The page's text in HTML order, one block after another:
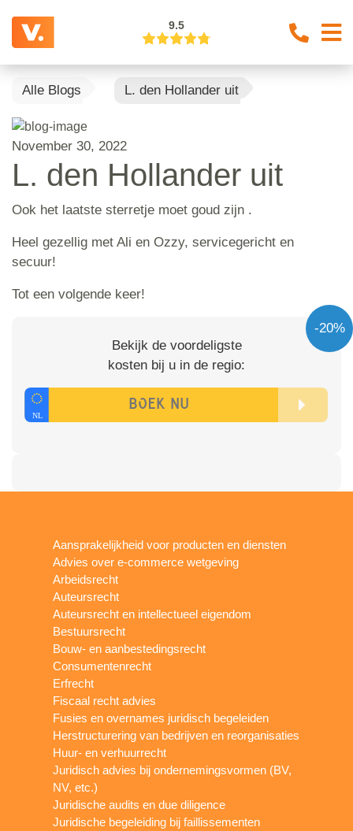
9.5
Alle Blogs L. den Hollander uit
November 30, 2022
L. den Hollander uit
Ook het laatste sterretje moet goud zijn .
Heel gezellig met Ali en Ozzy, servicegericht en
secuur!
Tot een volgende keer!
-20%
Bekijk de voordeligste
kosten bij u in de regio:
Aansprakelijkheid voor producten en diensten
Advies over e-commerce wetgeving
Arbeidsrecht
Auteursrecht
Auteursrecht en intellectueel eigendom
Bestuursrecht
Bouw- en aanbestedingsrecht
Consumentenrecht
Erfrecht
Fiscaal recht advies
Fusies en overnames juridisch begeleiden
Herstructurering van bedrijven en reorganisaties
Huur- en verhuurrecht
Juridisch advies bij ondernemingsvormen (BV,
NV, etc.)
Juridische audits en due diligence
Juridische begeleiding bij faillissementen